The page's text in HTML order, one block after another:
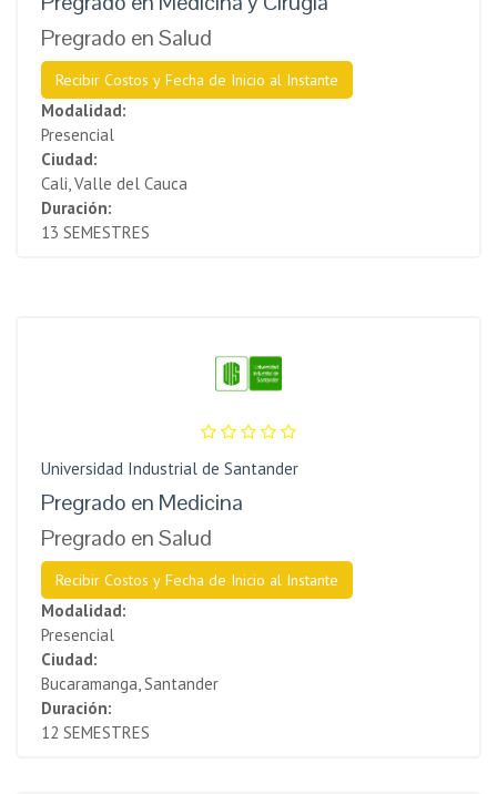
Pregrado en Salud
Recibir Costos y Fecha de Inicio al Instante
Modalidad:
Presencial
Ciudad:
Cali, Valle del Cauca
Duración:
13 SEMESTRES
Universidad Industrial de Santander
Pregrado en Medicina
Pregrado en Salud
Recibir Costos y Fecha de Inicio al Instante
Modalidad:
Presencial
Ciudad:
Bucaramanga, Santander
Duración:
12 SEMESTRES